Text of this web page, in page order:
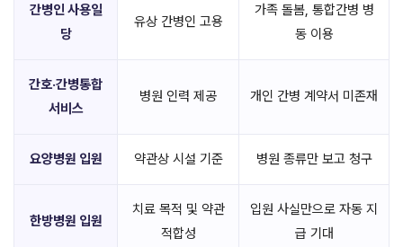
간병인 사용일
당
유상 간병인 고용
가족 돌봄, 통합간병 병
동 이용
간호·간병통합
서비스
병원 인력 제공 개인 간병 계약서 미존재
요양병원 입원 약관상 시설 기준 병원 종류만 보고 청구
한방병원 입원
치료 목적 및 약관
적합성
입원 사실만으로 자동 지
급 기대